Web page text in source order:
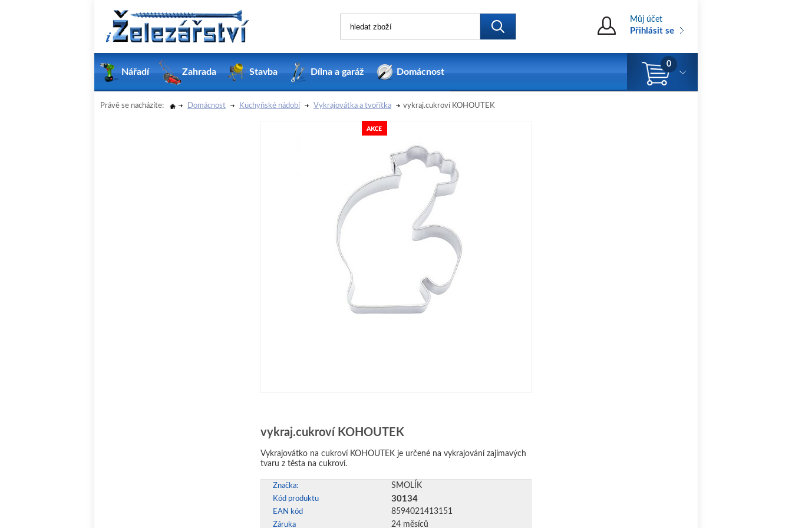
Můj účet
Přihlásit se
Nářadí Zahrada Stavba Dílna a garáž Domácnost
0
Právě se nacházíte: Domácnost Kuchyňské nádobí Vykrajovátka a tvořítka vykraj.cukroví KOHOUTEK
vykraj.cukroví KOHOUTEK
Vykrajovátko na cukroví KOHOUTEK je určené na vykrajování zajímavých
tvaru z těsta na cukroví.
Značka: SMOLÍK
Kód produktu 30134
EAN kód 8594021413151
Záruka 24 měsíců